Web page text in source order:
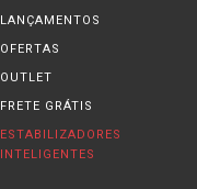
LANÇAMENTOS
OFERTAS
OUTLET
FRETE GRÁTIS
ESTABILIZADORES
INTELIGENTES